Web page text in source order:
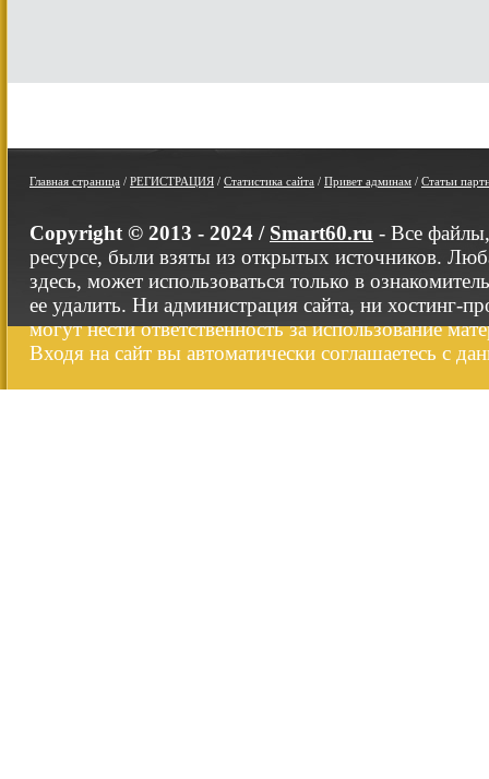
Главная страница / РЕГИСТРАЦИЯ / Статистика сайта / Привет админам / Статьи
Copyright © 2013 - 2024 / Smart60.ru - Все
ресурсе, были взяты из открытых источников.
здесь, может использоваться только в
ее удалить. Ни администрация сайта, ни хостинг-
могут нести ответственность за использование
Входя на сайт вы автоматически соглашаетесь с